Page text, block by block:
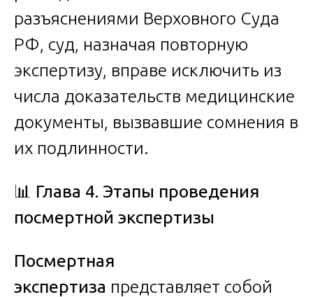
разъяснениями Верховного Суда
РФ, суд, назначая повторную
экспертизу, вправе исключить из
числа доказательств медицинские
документы, вызвавшие сомнения в
их подлинности.
📊 Глава 4. Этапы проведения
посмертной экспертизы
Посмертная
экспертиза представляет собой